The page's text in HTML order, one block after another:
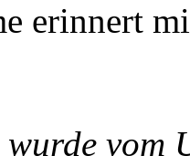
erinnert
vom